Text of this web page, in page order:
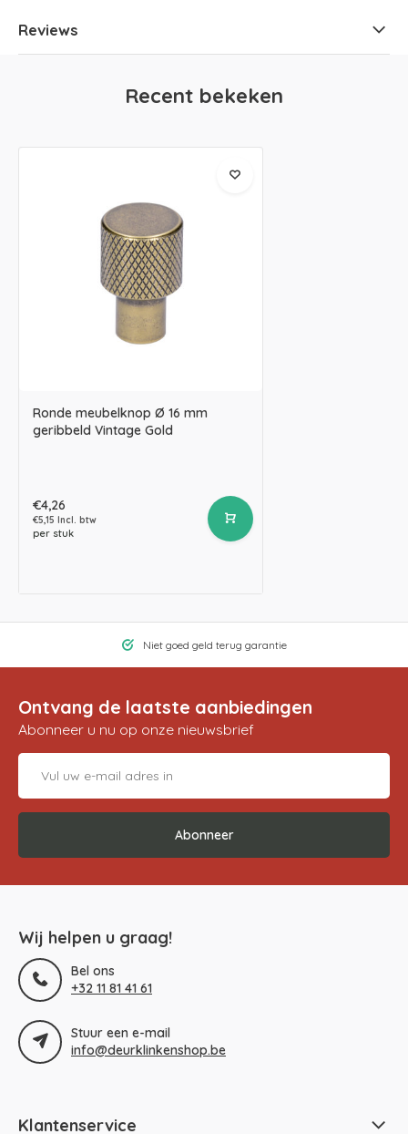
Reviews
Recent bekeken
Ronde meubelknop Ø 16 mm
geribbeld Vintage Gold
€4,26
€5,15 Incl. btw
per stuk
Niet goed geld terug garantie
Ontvang de laatste aanbiedingen
Abonneer u nu op onze nieuwsbrief
Abonneer
Wij helpen u graag!
Bel ons
+32 11 81 41 61
Stuur een e-mail
info@deurklinkenshop.be
Klantenservice